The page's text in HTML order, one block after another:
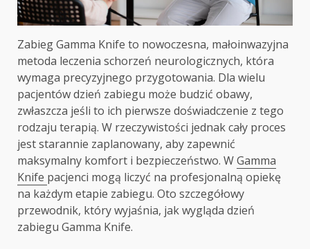
Zabieg Gamma Knife to nowoczesna, małoinwazyjna
metoda leczenia schorzeń neurologicznych, która
wymaga precyzyjnego przygotowania. Dla wielu
pacjentów dzień zabiegu może budzić obawy,
zwłaszcza jeśli to ich pierwsze doświadczenie z tego
rodzaju terapią. W rzeczywistości jednak cały proces
jest starannie zaplanowany, aby zapewnić
maksymalny komfort i bezpieczeństwo. WGamma
Knife pacjenci mogą liczyć na profesjonalną opiekę
na każdym etapie zabiegu. Oto szczegółowy
przewodnik, który wyjaśnia, jak wygląda dzień
zabiegu Gamma Knife.